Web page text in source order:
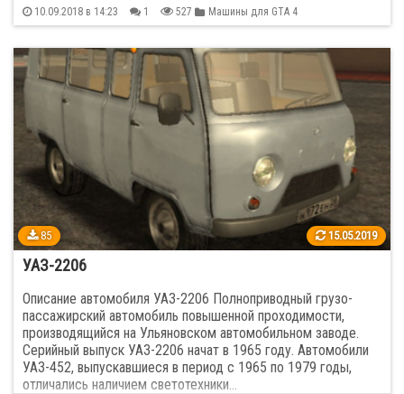
10.09.2018 в 14:23 1 527 Машины для GTA 4
85 15.05.2019
УАЗ-2206
Описание автомобиля УАЗ-2206 Полноприводный грузо-
пассажирский автомобиль повышенной проходимости,
производящийся на Ульяновском автомобильном заводе.
Серийный выпуск УАЗ-2206 начат в 1965 году. Автомобили
УАЗ-452, выпускавшиеся в период с 1965 по 1979 годы,
отличались наличием светотехники…